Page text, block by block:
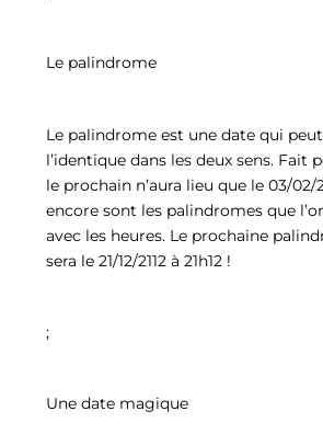
Le palindrome
Le palindrome est une date qui
l’identique dans les deux sens. Fait
le prochain n’aura lieu que le 03/02/
encore sont les palindromes que
avec les heures. Le prochaine
sera le 21/12/2112 à 21h12 !
;
Une date magique